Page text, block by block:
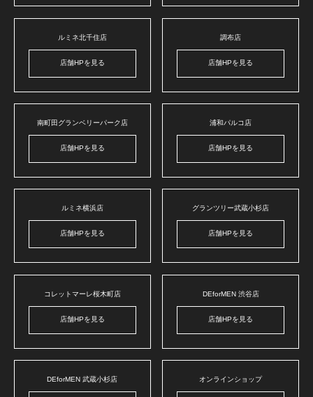
ルミネ北千住店
店舗HPを見る
調布店
店舗HPを見る
南町田グランベリーパーク店
店舗HPを見る
浦和パルコ店
店舗HPを見る
ルミネ横浜店
店舗HPを見る
グランツリー武蔵小杉店
店舗HPを見る
コレットマーレ桜木町店
店舗HPを見る
DEforMEN 渋谷店
店舗HPを見る
DEforMEN 武蔵小杉店 オンラインショップ